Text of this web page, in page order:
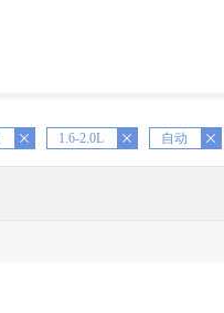
1.6-2.0L 自动
X